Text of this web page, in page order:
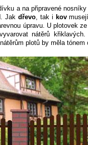
a na připravené
Jakdřevo , tak i kov
úpravu. U plotovek
nátěrů
plotů by měla tónem